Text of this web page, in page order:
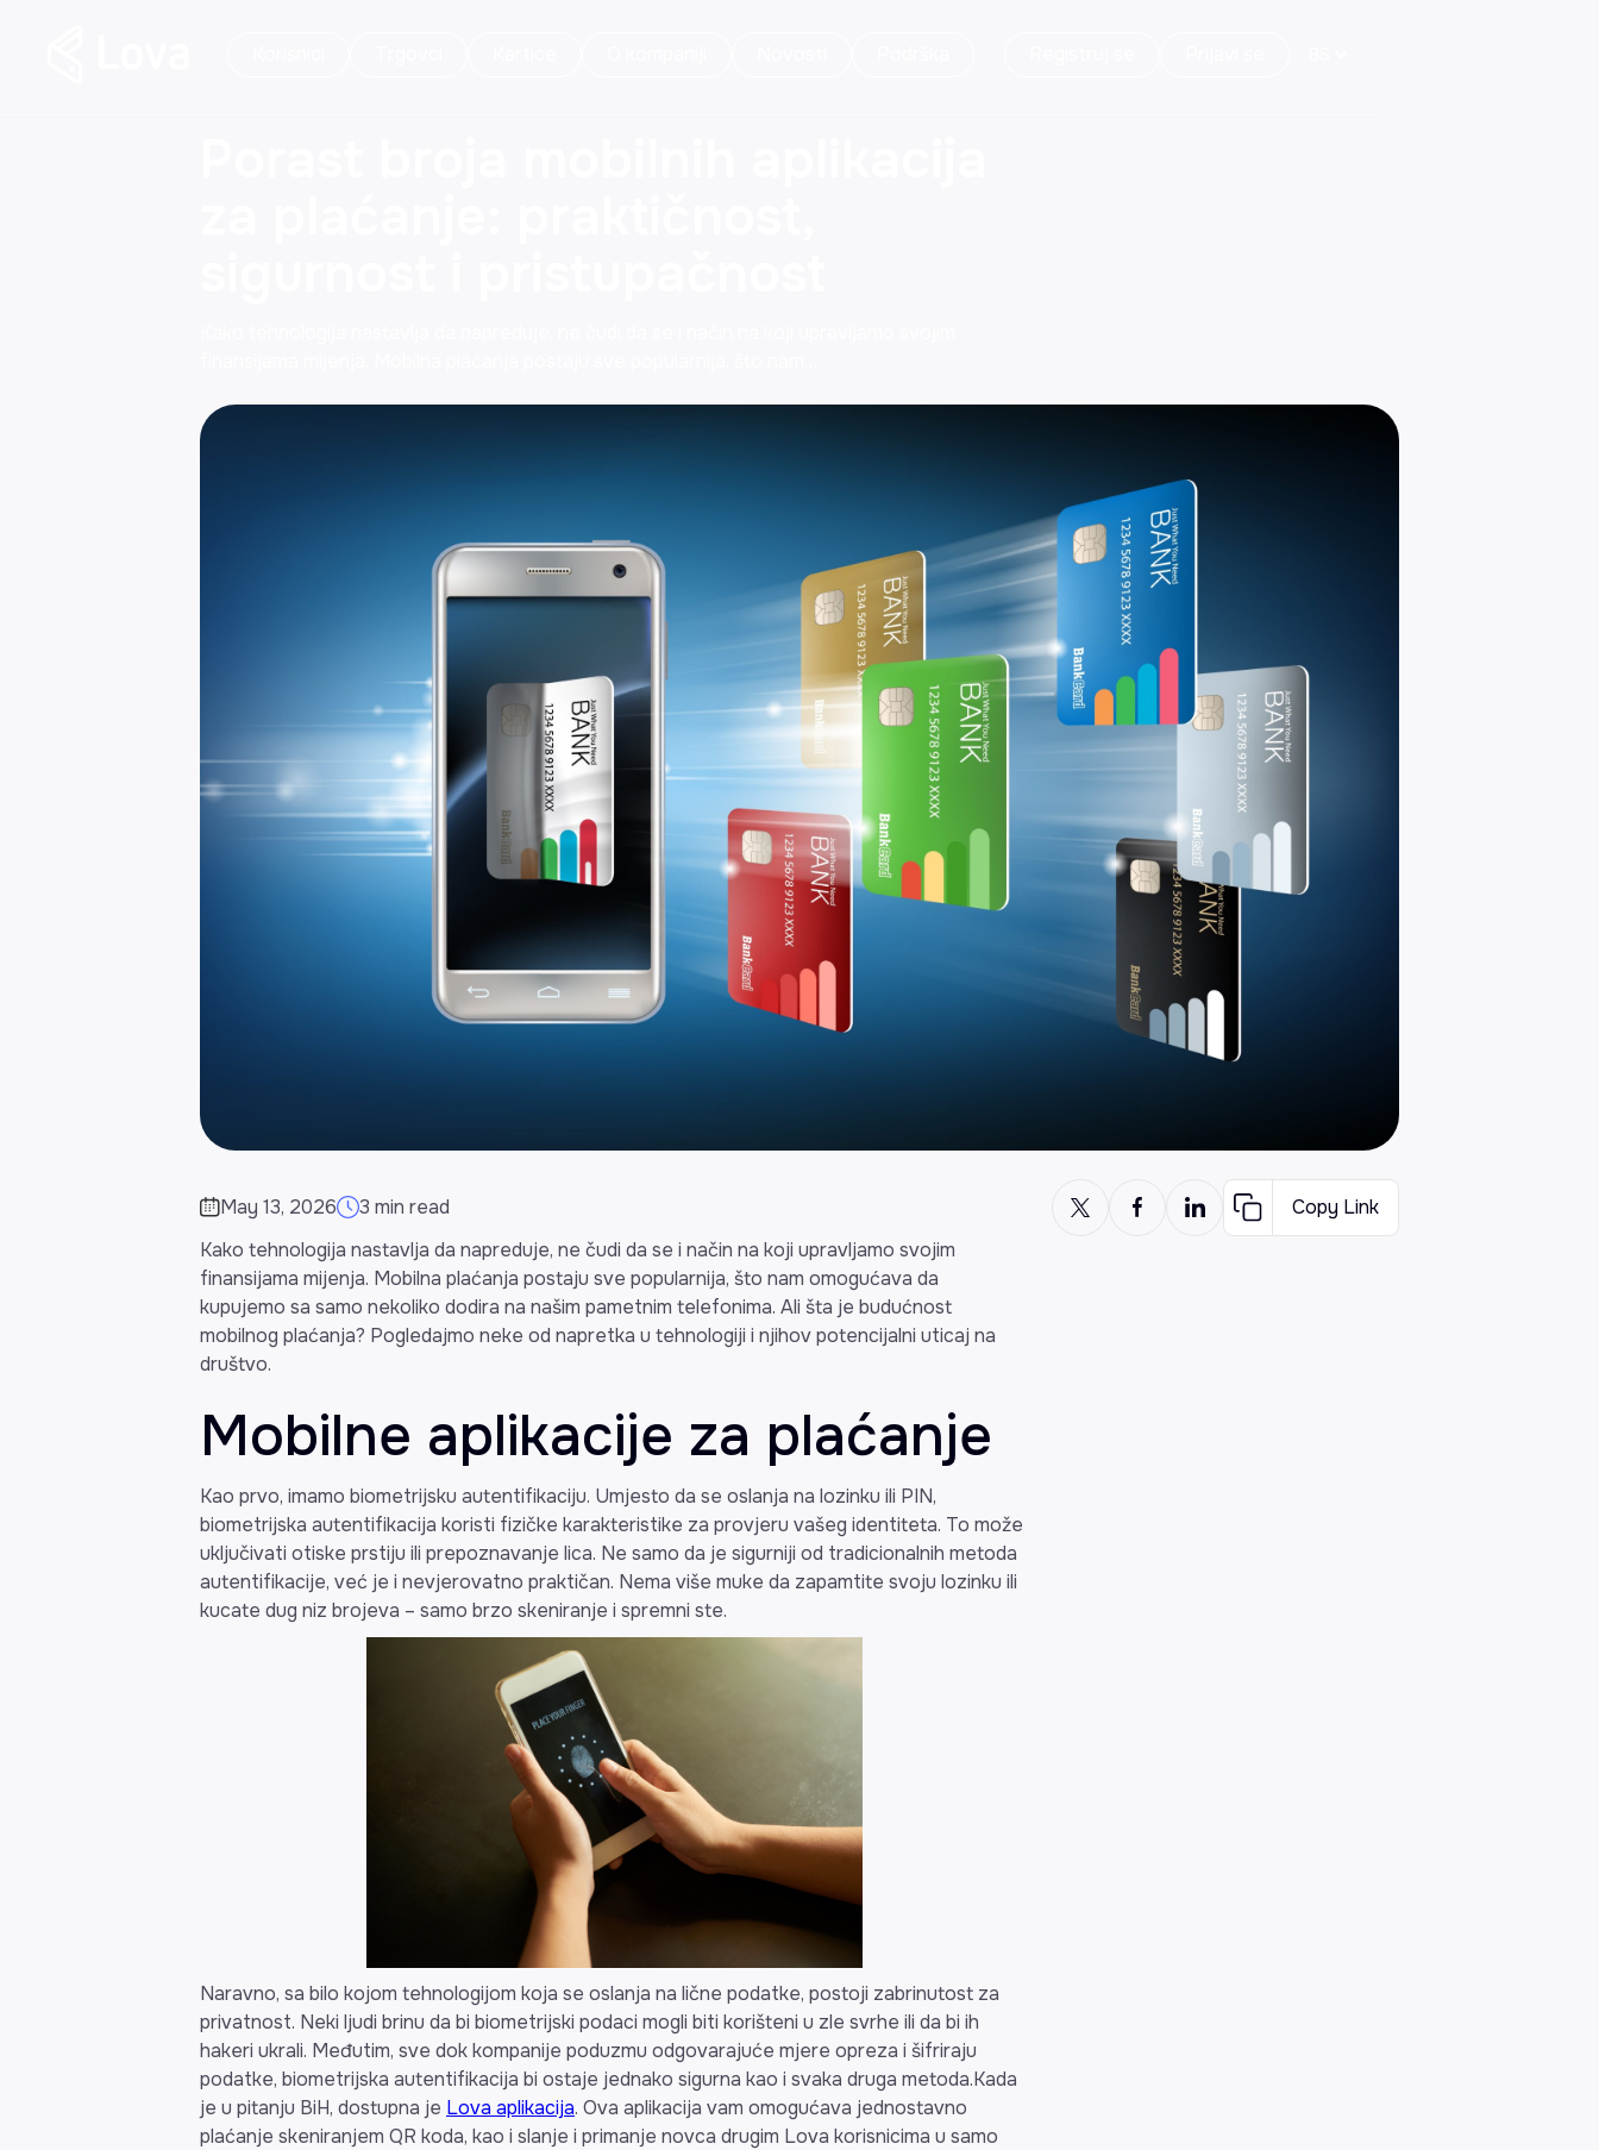
May 13, 2026 3 min read
Copy Link
Kako tehnologija nastavlja da napreduje, ne čudi da se i način na koji upravljamo svojim
finansijama mijenja. Mobilna plaćanja postaju sve popularnija, što nam omogućava da
kupujemo sa samo nekoliko dodira na našim pametnim telefonima. Ali šta je budućnost
mobilnog plaćanja? Pogledajmo neke od napretka u tehnologiji i njihov potencijalni uticaj na
društvo.
Mobilne aplikacije za plaćanje
Kao prvo, imamo biometrijsku autentifikaciju. Umjesto da se oslanja na lozinku ili PIN,
biometrijska autentifikacija koristi fizičke karakteristike za provjeru vašeg identiteta. To može
uključivati otiske prstiju ili prepoznavanje lica. Ne samo da je sigurniji od tradicionalnih metoda
autentifikacije, već je i nevjerovatno praktičan. Nema više muke da zapamtite svoju lozinku ili
kucate dug niz brojeva – samo brzo skeniranje i spremni ste.
Naravno, sa bilo kojom tehnologijom koja se oslanja na lične podatke, postoji zabrinutost za
privatnost. Neki ljudi brinu da bi biometrijski podaci mogli biti korišteni u zle svrhe ili da bi ih
hakeri ukrali. Međutim, sve dok kompanije poduzmu odgovarajuće mjere opreza i šifriraju
podatke, biometrijska autentifikacija bi ostaje jednako sigurna kao i svaka druga metoda.Kada
je u pitanju BiH, dostupna je Lova aplikacija. Ova aplikacija vam omogućava jednostavno
plaćanje skeniranjem QR koda, kao i slanje i primanje novca drugim Lova korisnicima u samo